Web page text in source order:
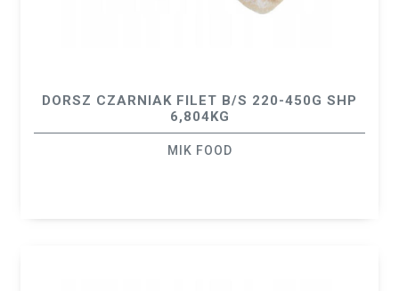
DORSZ CZARNIAK FILET B/S 220-450G SHP
6,804KG
MIK FOOD